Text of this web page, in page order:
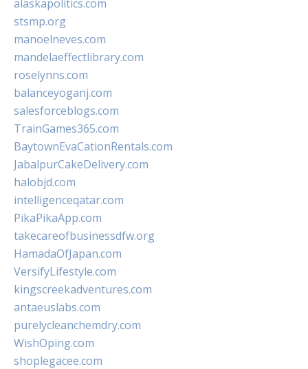
alaskapolitics.com
stsmp.org
manoelneves.com
mandelaeffectlibrary.com
roselynns.com
balanceyoganj.com
salesforceblogs.com
TrainGames365.com
BaytownEvaCationRentals.com
JabalpurCakeDelivery.com
halobjd.com
intelligenceqatar.com
PikaPikaApp.com
takecareofbusinessdfw.org
HamadaOfJapan.com
VersifyLifestyle.com
kingscreekadventures.com
antaeuslabs.com
purelycleanchemdry.com
WishOping.com
shoplegacee.com